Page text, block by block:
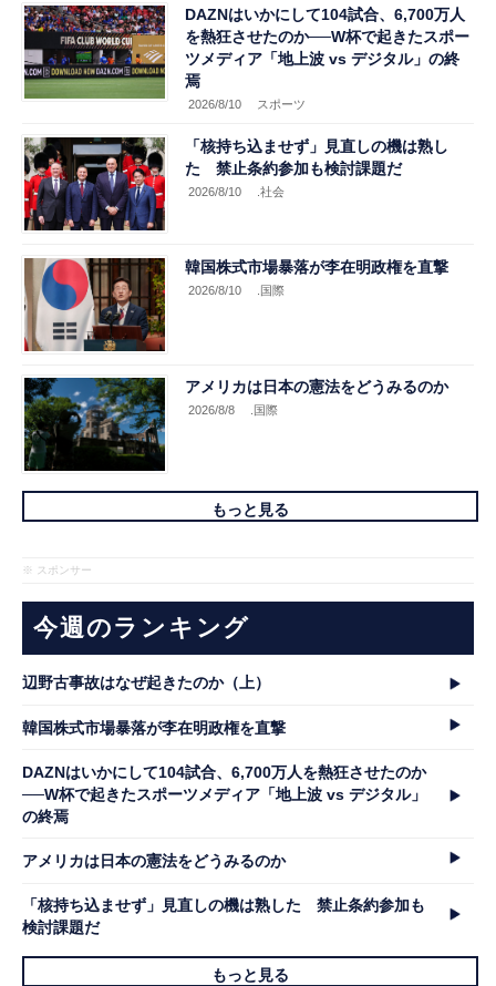
DAZNはいかにして104試合、6,700万人
を熱狂させたのか──W杯で起きたスポー
ツメディア「地上波 vs デジタル」の終
焉
2026/8/10 スポーツ
「核持ち込ませず」見直しの機は熟し
た 禁止条約参加も検討課題だ
2026/8/10 .社会
韓国株式市場暴落が李在明政権を直撃
2026/8/10 .国際
アメリカは日本の憲法をどうみるのか
2026/8/8 .国際
もっと見る
※ スポンサー
今週のランキング
辺野古事故はなぜ起きたのか（上）
韓国株式市場暴落が李在明政権を直撃
DAZNはいかにして104試合、6,700万人を熱狂させたのか
──W杯で起きたスポーツメディア「地上波 vs デジタル」
の終焉
アメリカは日本の憲法をどうみるのか
「核持ち込ませず」見直しの機は熟した 禁止条約参加も
検討課題だ
もっと見る